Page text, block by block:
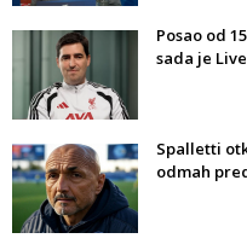
Posao od
sada je
Spalletti
odmah